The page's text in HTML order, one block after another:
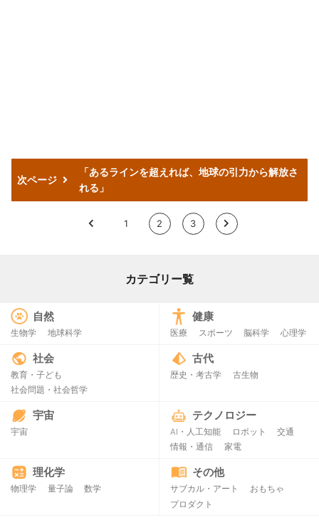
次ページ
「あるラインを超えれば、地球の引力から解放さ
れる」
< 1 2 3 >
カテゴリー覧
自然
生物学 地球科学
健康
医療 スポーツ 脳科学 心理学
社会
教育・子ども
社会問題・社会哲学
古代
歴史・考古学 古生物
宇宙
宇宙
テクノロジー
AI・人工知能 ロボット
交通
情報・通信
家電
理化学
物理学 量子論 数学
その他
サブカル・アート
おもちゃ
プロダクト